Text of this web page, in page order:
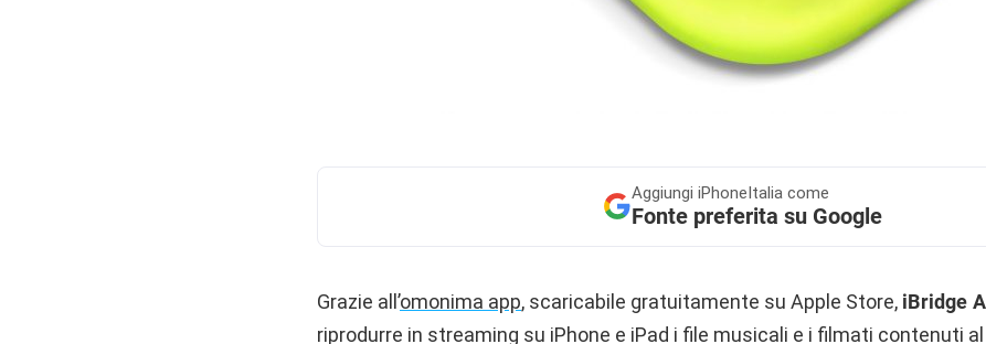
Aggiungi iPhoneItalia come
Fonte preferita su Google
Grazie all’omonima app, scaricabile gratuitamente su Apple Store, iBridge
riprodurre in streaming su iPhone e iPad i file musicali e i filmati contenuti